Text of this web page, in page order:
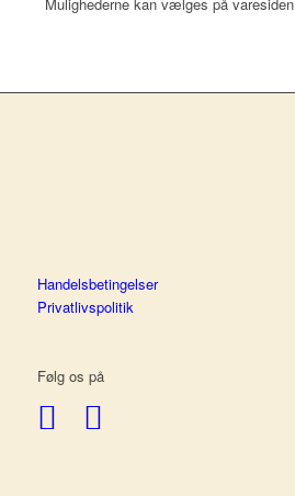
Handelsbetingelser
Privatlivspolitik
Følg os på